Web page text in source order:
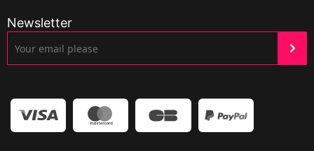
Newsletter